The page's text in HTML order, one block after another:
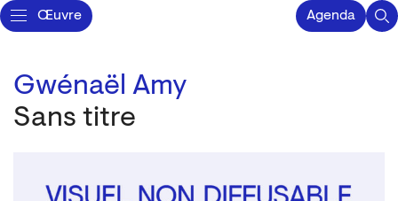
Œuvre Agenda
Gwénaël Amy
Sans titre